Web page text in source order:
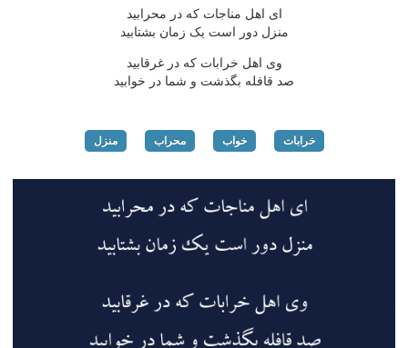
ای اهل مناجات که در محرابید
منزل دور است یک زمان بشتابید
وی اهل خرابات که در غرقابید
صد قافله بگذشت و شما در خوابید
خرابات خواب محراب منزل